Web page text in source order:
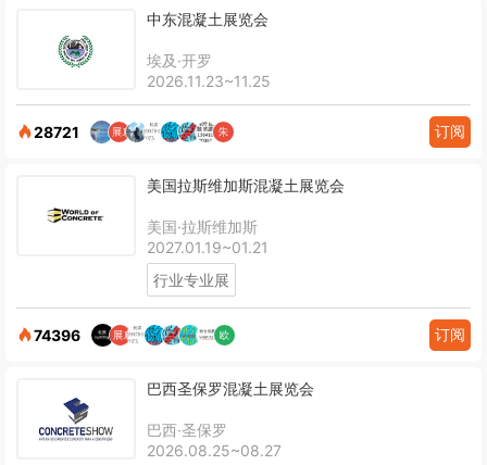
中东混凝土展览会
埃及·开罗
2026.11.23~11.25
28721 订阅
美国拉斯维加斯混凝土展览会
美国·拉斯维加斯
2027.01.19~01.21
行业专业展
74396 订阅
巴西圣保罗混凝土展览会
巴西·圣保罗
2026.08.25~08.27